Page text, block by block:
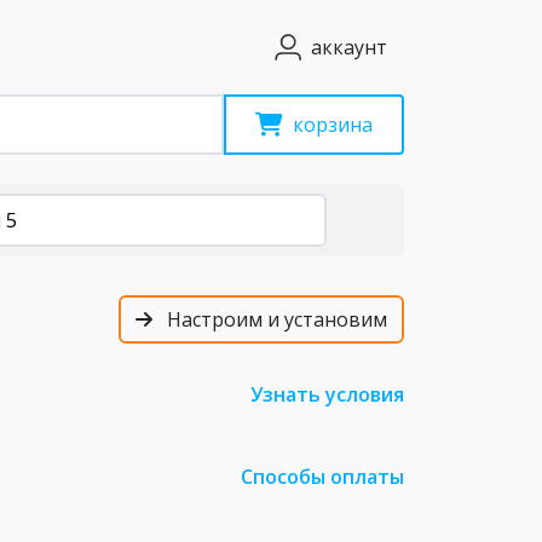
аккаунт
корзина
5
Настроим и установим
Узнать условия
Способы оплаты